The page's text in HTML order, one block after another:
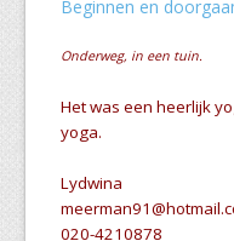
Onderweg, in een tuin.
Het was een heerlijk
yoga.
Lydwina
020-4210878